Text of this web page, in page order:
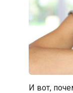
И вот,